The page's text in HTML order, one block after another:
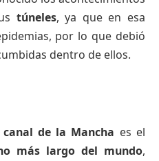
túneles, ya que en esa
por lo que debió
dentro de ellos.
de la Mancha es el
más largo del mundo,